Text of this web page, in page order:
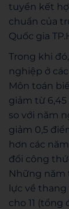
tuyển kết
chuẩn của
Quốc gia
Trong khi
nghiệp ở
Môn toán
giảm từ
so với năm
giảm 0,5
hơn các
đổi công
Những năm
lực về
cho 11 (tổng